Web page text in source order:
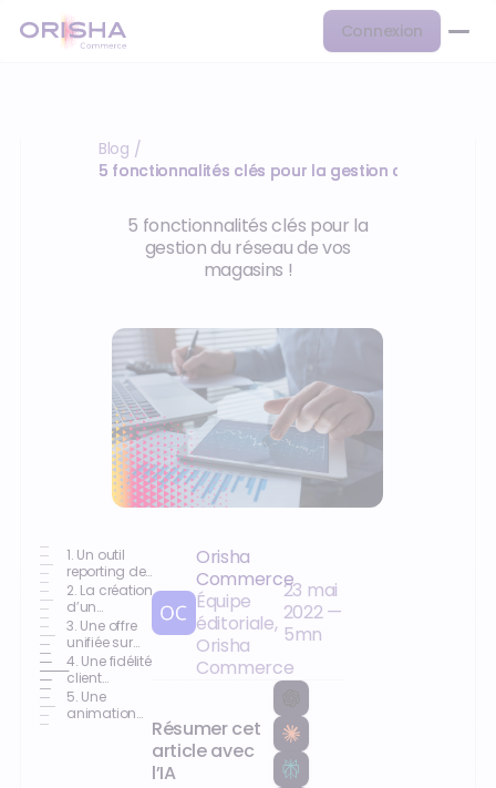
Connexion
Blog /
5 fonctionnalités clés pour la gestion du réseau
5 fonctionnalités clés pour la
gestion du réseau de vos
magasins !
1. Un outil
reporting de
qualité
2. La création
d’un
catalogue
produit
commun
3. Une offre
unifiée sur
l’ensemble
du réseau
4. Une fidélité
client
travaillée
5. Une
animation
commerciale
Orisha
Commerce
Équipe
éditoriale,
Orisha
Commerce
23 mai
2022—
5mn
Résumer cet
article avec
l’IA